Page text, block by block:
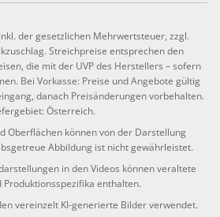
der gesetzlichen Mehrwertsteuer, zzgl.
Streichpreise entsprechen den
die mit der UVP des Herstellers – sofern
Bei Vorkasse: Preise und Angebote gültig
danach Preisänderungen vorbehalten.
Österreich.
Oberflächen können von der Darstellung
Abbildung ist nicht gewährleistet.
in den Videos können veraltete
Produktionsspezifika enthalten.
vereinzelt KI-generierte Bilder verwendet.